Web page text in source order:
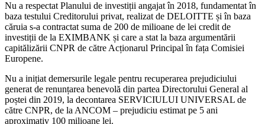
Nu a respectat Planului de investiții angajat în 2018, fundamentat în
baza testului Creditorului privat, realizat de DELOITTE și în baza
căruia s-a contractat suma de 200 de milioane de lei credit de
investiții de la EXIMBANK și care a stat la baza argumentării
capitălizării CNPR de către Acționarul Principal în fața Comisiei
Europene.
Nu a inițiat demersurile legale pentru recuperarea prejudiciului
generat de renunțarea benevolă din partea Directorului General al
poștei din 2019, la decontarea SERVICIULUI UNIVERSAL de
către CNPR, de la ANCOM – prejudiciu estimat pe 5 ani
aproximativ 100 milioane lei.